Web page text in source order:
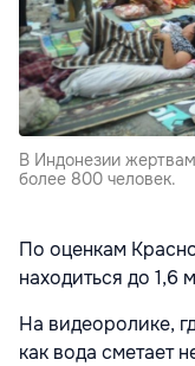
В Индонезии
более 800 человек.
По оценкам
находиться до 1,6
На видеоролике,
как вода сметает